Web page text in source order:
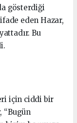
gösterdiği
eden Hazar,
Bu
için ciddi bir
“Bugün